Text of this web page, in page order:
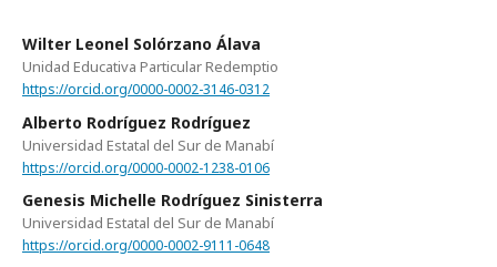
Wilter Leonel Solórzano Álava
Unidad Educativa Particular Redemptio
https://orcid.org/0000-0002-3146-0312
Alberto Rodríguez Rodríguez
Universidad Estatal del Sur de Manabí
https://orcid.org/0000-0002-1238-0106
Genesis Michelle Rodríguez Sinisterra
Universidad Estatal del Sur de Manabí
https://orcid.org/0000-0002-9111-0648